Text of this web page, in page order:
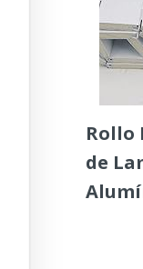
Rollo
de